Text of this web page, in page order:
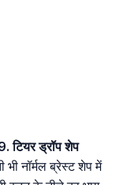
टियर ड्रॉप शेप
नॉर्मल ब्रेस्ट शेप में